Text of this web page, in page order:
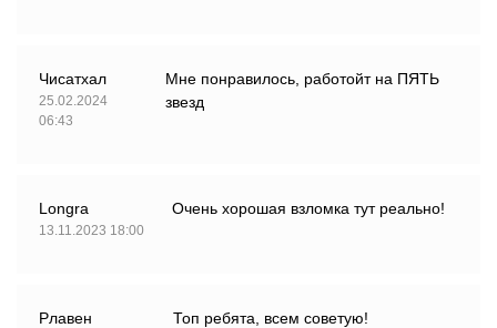
Чисатхал
25.02.2024
06:43
Мне понравилось, работойт на ПЯТЬ
звезд
Longra
13.11.2023 18:00
Очень хорошая взломка тут реально!
Рлавен Топ ребята, всем советую!